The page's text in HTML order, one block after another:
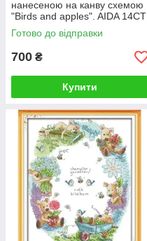
нанесеною на канву схемою
"Birds and apples". AIDA 14CT
printed 47*37 см
Готово до відправки
700 ₴
Купити